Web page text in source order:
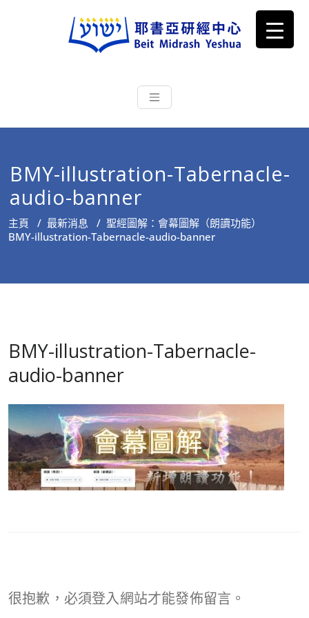
耶書亞研經中心
根源明白聖經，成為更好的門徒
BMY-illustration-Tabernacle-
audio-banner
主頁 / 最新消息 / 聖經圖解：會幕圖解（朗讀功能）
BMY-illustration-Tabernacle-audio-banner
BMY-illustration-Tabernacle-
audio-banner
很抱歉，必須登入網站才能發佈留言。